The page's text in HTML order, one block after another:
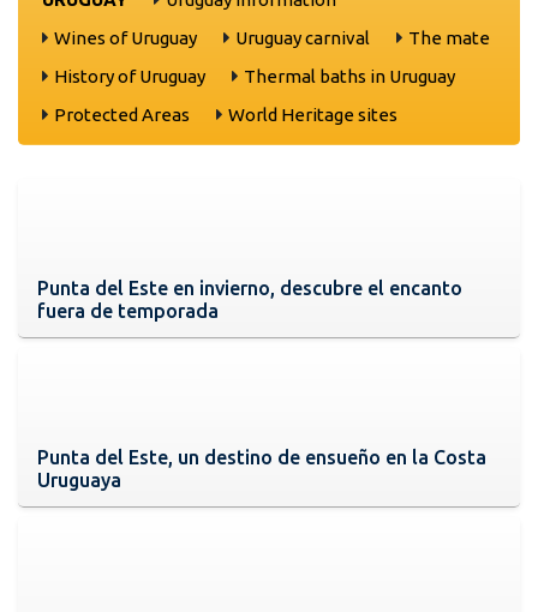
Wines of Uruguay
Uruguay carnival
The mate
History of Uruguay
Thermal baths in Uruguay
Protected Areas
World Heritage sites
Punta del Este en invierno, descubre el encanto
fuera de temporada
Punta del Este, un destino de ensueño en la Costa
Uruguaya